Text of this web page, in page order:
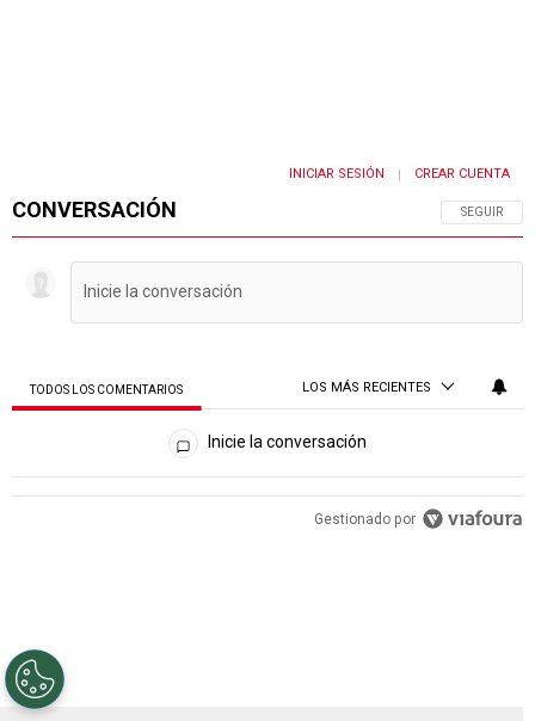
CONVERSACIÓN SIGA ESTA
SEGUIR
INICIAR SESIÓN CREAR CUENTA
TODOS LOS COMENTARIOS LOS MÁS RECIENTES
Todos los comentarios
Inicie la conversación